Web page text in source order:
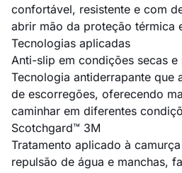
confortável, resistente e com
abrir mão da proteção térmica
Tecnologias aplicadas
Anti-slip em condições secas e
Tecnologia antiderrapante que
de escorregões, oferecendo
caminhar em diferentes
Scotchgard™ 3M
Tratamento aplicado à
repulsão de água e manchas,